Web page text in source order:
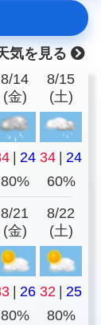
気を見る
8/14
(金)
8/15
(土)
| 24 34 | 24
80% 60%
8/21
(金)
8/22
(土)
| 26 32 | 25
80%
80%